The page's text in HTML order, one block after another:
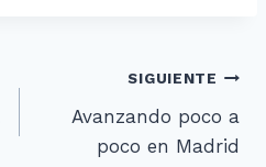
SIGUIENTE
Avanzando poco a
poco en Madrid